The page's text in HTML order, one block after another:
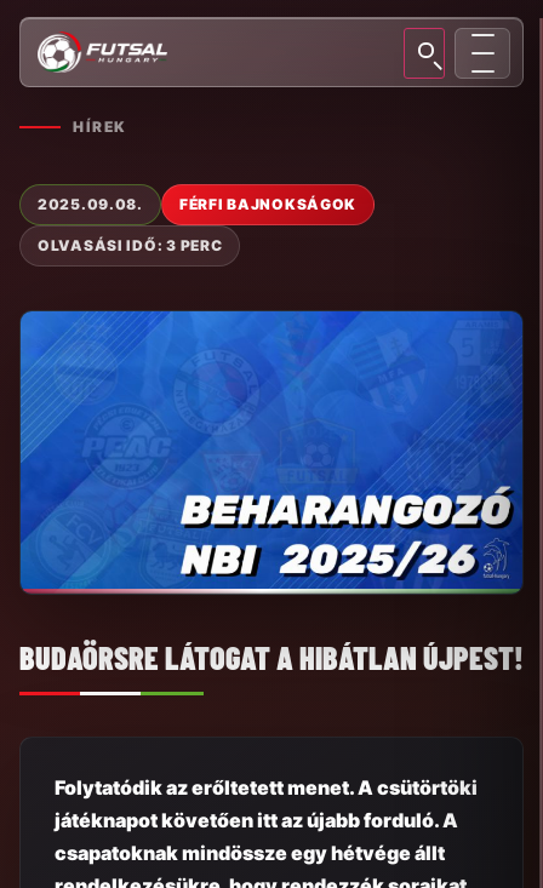
HÍREK
2025.09.08. FÉRFI BAJNOKSÁGOK
OLVASÁSI IDŐ: 3 PERC
BUDAÖRSRE LÁTOGAT A HIBÁTLAN ÚJPEST!
Folytatódik az erőltetett menet. A csütörtöki
játéknapot követően itt az újabb forduló. A
csapatoknak mindössze egy hétvége állt